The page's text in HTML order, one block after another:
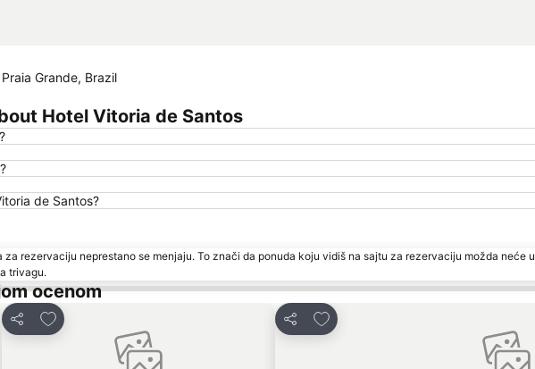
Grande, Brazil
Hotel Vitoria de Santos
de Santos?
rezervaciju neprestano se menjaju. To znači da ponuda koju vidiš na sajtu za rezervaciju možda neće
trivagu.
ocenom
Deli
Dodati u favorite
Deli
Dodati u favorite